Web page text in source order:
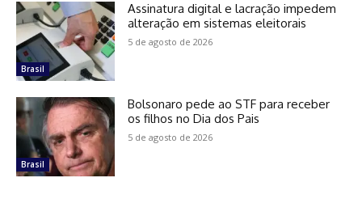
Brasil
Assinatura digital e lacração impedem
alteração em sistemas eleitorais
5 de agosto de 2026
Brasil
Bolsonaro pede ao STF para receber
os filhos no Dia dos Pais
5 de agosto de 2026